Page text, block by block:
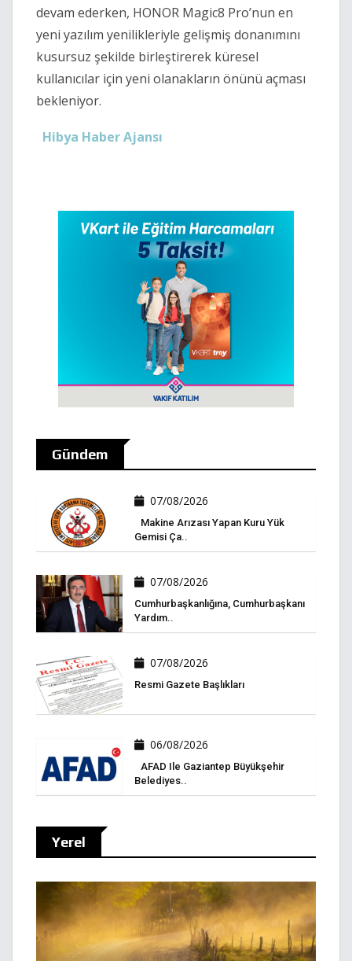
devam ederken, HONOR Magic8 Pro’nun en
yeni yazılım yenilikleriyle gelişmiş donanımını
kusursuz şekilde birleştirerek küresel
kullanıcılar için yeni olanakların önünü açması
bekleniyor.
Hibya Haber Ajansı
Gündem
07/08/2026
Makine Arızası Yapan Kuru Yük
Gemisi Ça..
07/08/2026
Cumhurbaşkanlığına, Cumhurbaşkanı
Yardım..
07/08/2026
Resmi Gazete Başlıkları
06/08/2026
AFAD Ile Gaziantep Büyükşehir
Belediyes..
Yerel